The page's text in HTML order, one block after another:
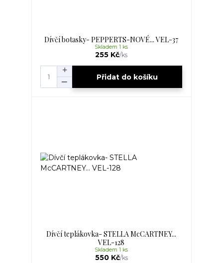
Dívčí botasky- PEPPERTS-NOVÉ... VEL-37
255 Kč/ks
Skladem 1 ks
Přidat do košíku
Dívčí teplákovka- STELLA McCARTNEY...
VEL-128
550 Kč/ks
Skladem 1 ks